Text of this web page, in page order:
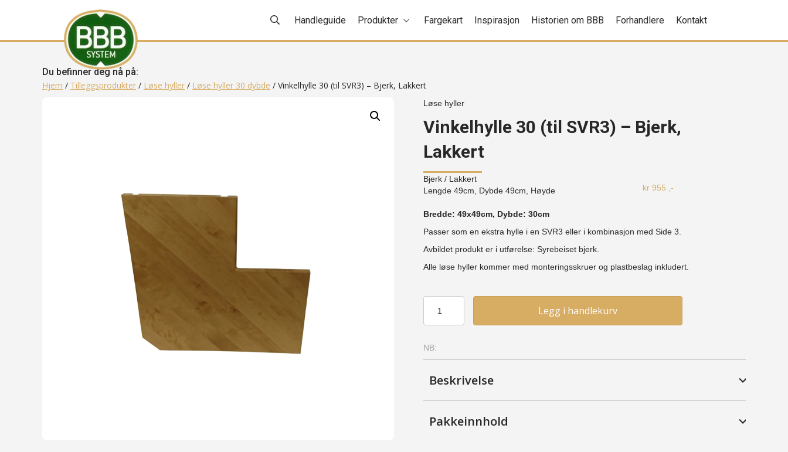
Handleguide Produkter Fargekart Inspirasjon Historien om BBB Forhandlere Kontakt
Du befinner deg nå på:
Hjem / Tilleggsprodukter / Løse hyller / Løse hyller 30 dybde / Vinkelhylle 30 (til SVR3) – Bjerk, Lakkert
Løse hyller
Vinkelhylle 30 (til SVR3) – Bjerk,
Lakkert
Bjerk / Lakkert
Lengde 49cm, Dybde 49cm, Høyde
kr955 ,-
Bredde: 49x49cm, Dybde: 30cm
Passer som en ekstra hylle i en SVR3 eller i kombinasjon med Side 3.
Avbildet produkt er i utførelse: Syrebeiset bjerk.
Alle løse hyller kommer med monteringsskruer og plastbeslag inkludert.
(til
-
Bjerk,
antall
Legg i handlekurv
NB:
Beskrivelse
Pakkeinnhold